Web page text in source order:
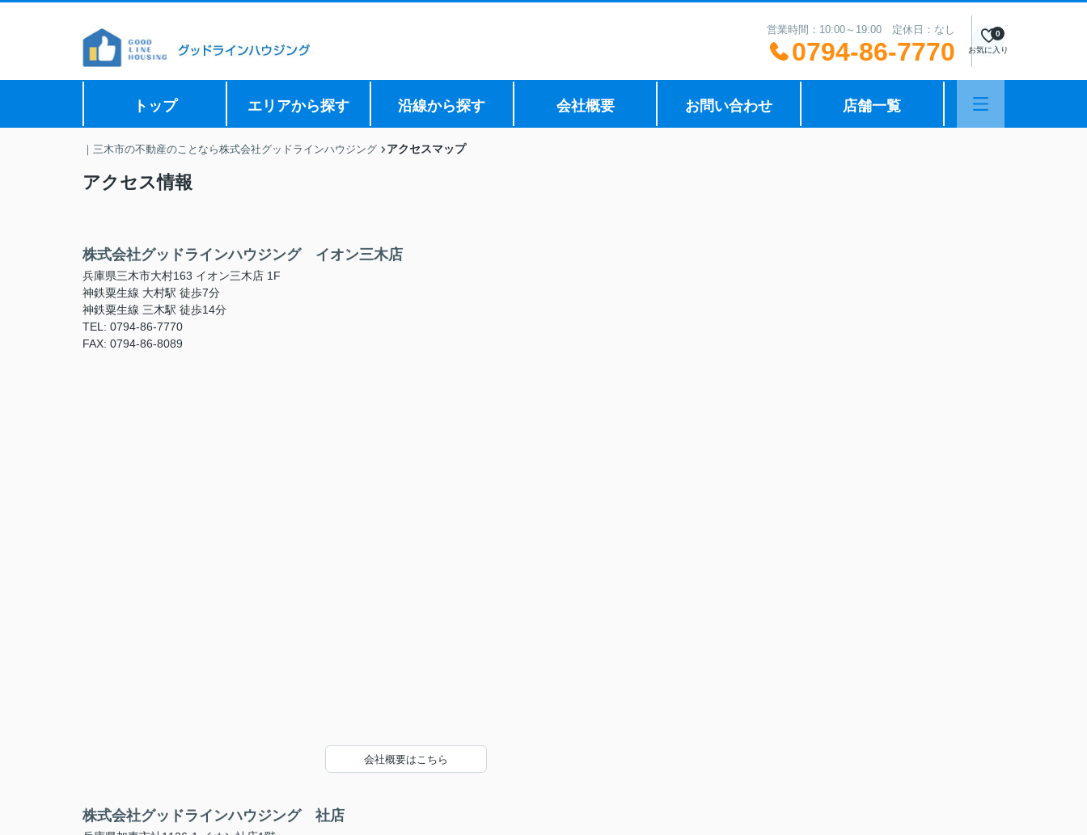
営業時間：10:00～19:00 定休日：なし
0794-86-7770 お気に入り
0
トップ エリアから探す 沿線から探す 会社概要 お問い合わせ 店舗一覧
｜三木市の不動産のことなら株式会社グッドラインハウジング アクセスマップ
アクセス情報
株式会社グッドラインハウジング イオン三木店
兵庫県三木市大村163 イオン三木店 1F
神鉄粟生線 大村駅 徒歩7分
神鉄粟生線 三木駅 徒歩14分
TEL: 0794-86-7770
FAX: 0794-86-8089
会社概要はこちら
株式会社グッドラインハウジング 社店